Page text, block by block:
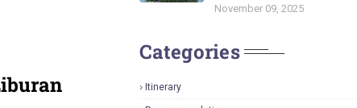
November 09, 2025
Categories
Itinerary